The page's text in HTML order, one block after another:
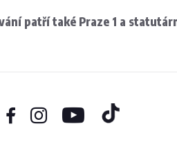
patří také Praze 1 a